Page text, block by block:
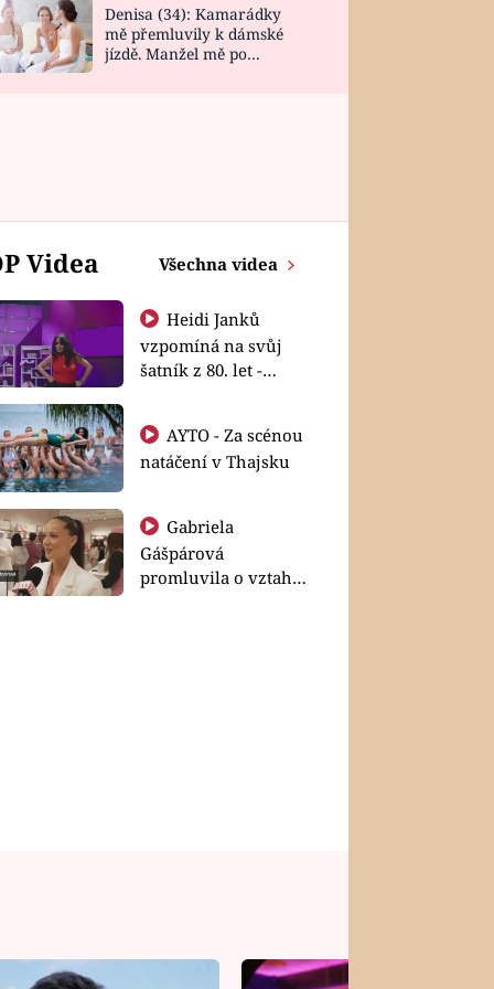
Denisa (34): Kamarádky
mě přemluvily k dámské
jízdě. Manžel mě po
Videa Všechna videa
Heidi Janků
vzpomíná na svůj
šatník z 80. let -
natáčení v Thajsku
Gabriela
Gášpárová
promluvila o vztahu